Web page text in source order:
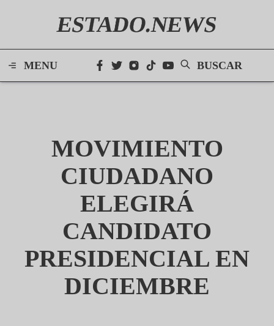
ESTADO.NEWS
MENU BUSCAR
MOVIMIENTO
CIUDADANO
ELEGIRÁ
CANDIDATO
PRESIDENCIAL EN
DICIEMBRE